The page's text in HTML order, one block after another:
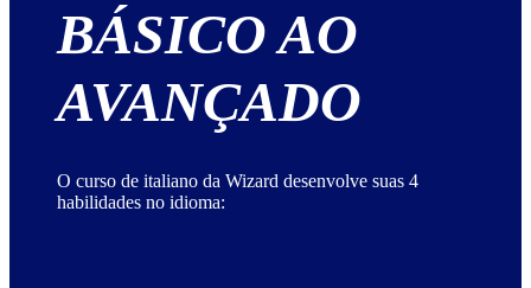
BÁSICO AO
AVANÇADO
O curso de italiano da Wizard desenvolve suas 4
habilidades no idioma: